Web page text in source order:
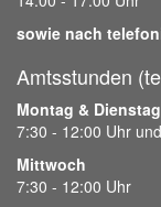
sowie nach
Amtsstunden
Montag &
7:30 - 12:00 Uhr
Mittwoch
7:30 - 12:00 Uhr